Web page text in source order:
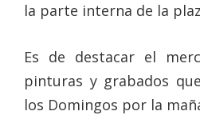
la parte interna de la
Es de destacar el
pinturas y grabados
los Domingos por la